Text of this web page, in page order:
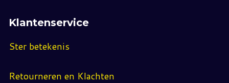
Klantenservice
Ster betekenis
Retourneren en Klachten